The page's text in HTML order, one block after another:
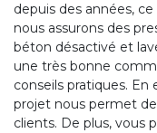
depuis des années,
nous assurons des
béton désactivé et
une très bonne
conseils pratiques.
projet nous permet
clients. De plus, vous